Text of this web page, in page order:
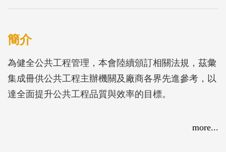
簡介
為健全公共工程管理，本會陸續頒訂相關法規，茲彙
集成冊供公共工程主辦機關及廠商各界先進參考，以
達全面提升公共工程品質與效率的目標。
more...